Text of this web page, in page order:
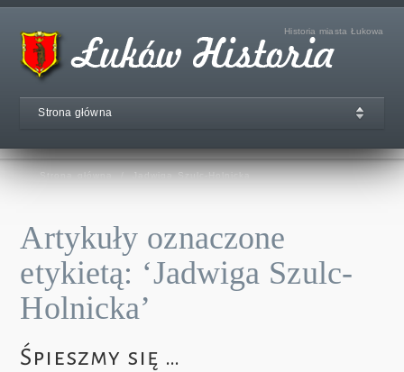
Historia miasta Łukowa
Strona główna
Strona główna Jadwiga Szulc-Holnicka
Artykuły oznaczone
etykietą: ‘Jadwiga Szulc-
Holnicka’
Śpieszmy się …